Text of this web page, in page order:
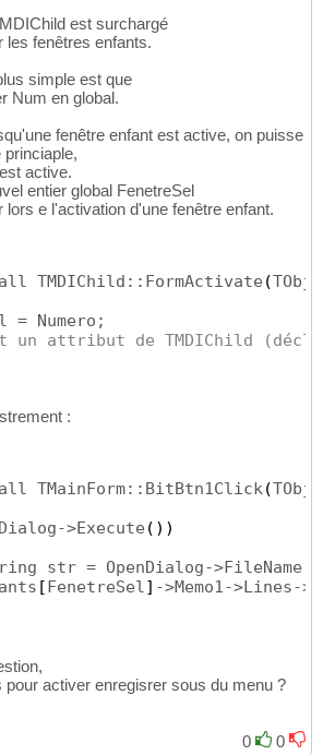
est surchargé
les fenêtres enfants.
simple est que
Num en global.
fenêtre enfant est active, on puisse
active.
entier global FenetreSel
lors e l'activation d'une fenêtre enfant.
TMDIChild::FormActivate (
un attribut de TMDIChild
:
TMainForm::BitBtn1Click(
>Execute ( ) )
str = OpenDialog->FileName;
[ FenetreSel] ->Memo1->Lines-
activer enregisrer sous du menu ?
0
0